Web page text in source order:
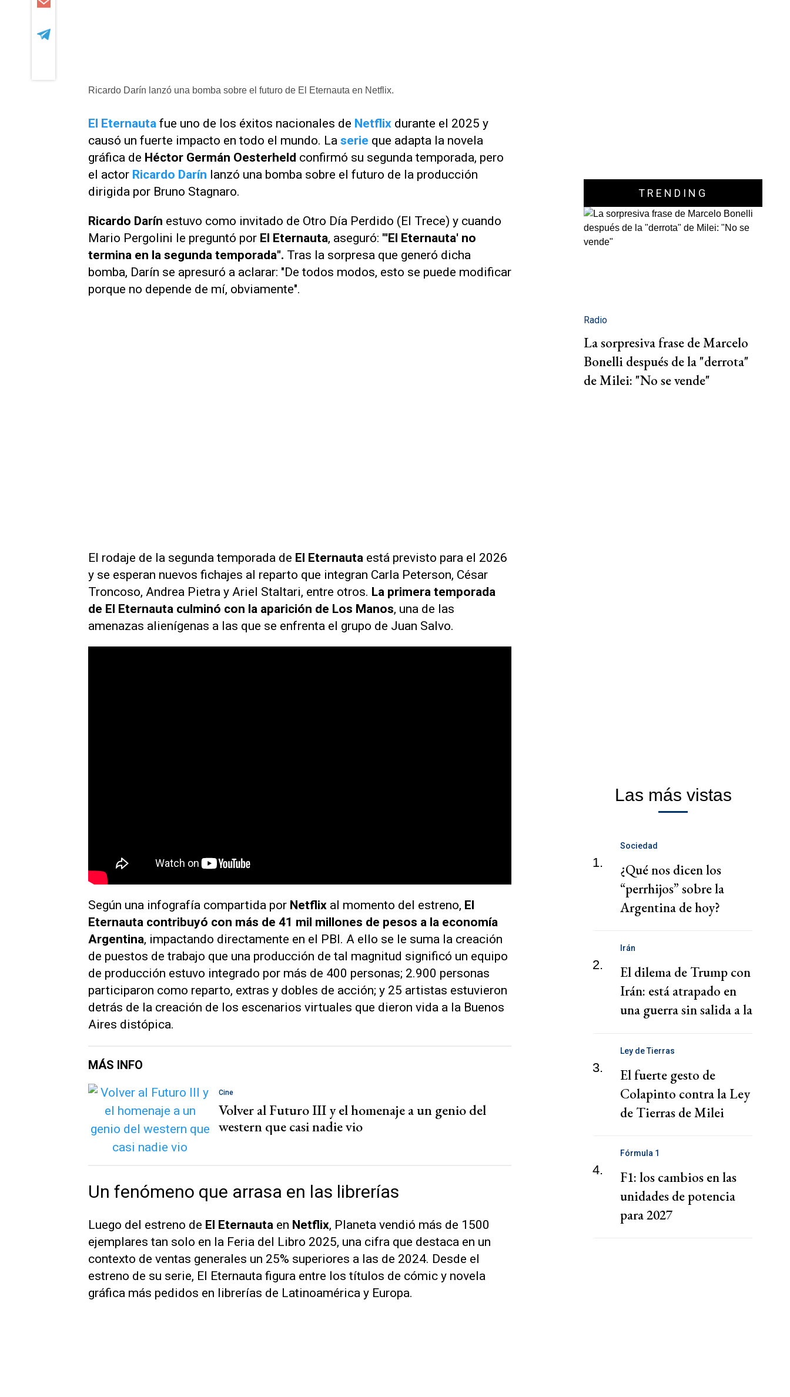
Ricardo Darín lanzó una bomba sobre el futuro de El Eternauta en Netflix.
El Eternauta fue uno de los éxitos nacionales de Netflix durante el 2025 y
causó un fuerte impacto en todo el mundo. La serie que adapta la novela
gráfica de Héctor Germán Oesterheld confirmó su segunda temporada, pero
el actor Ricardo Darín lanzó una bomba sobre el futuro de la producción
dirigida por Bruno Stagnaro.
Ricardo Darín estuvo como invitado de Otro Día Perdido (El Trece) y cuando
Mario Pergolini le preguntó por El Eternauta, aseguró: "'El Eternauta' no
termina en la segunda temporada". Tras la sorpresa que generó dicha
bomba, Darín se apresuró a aclarar: "De todos modos, esto se puede modificar
porque no depende de mí, obviamente".
El rodaje de la segunda temporada de El Eternauta está previsto para el 2026
y se esperan nuevos fichajes al reparto que integran Carla Peterson, César
Troncoso, Andrea Pietra y Ariel Staltari, entre otros. La primera temporada
de El Eternauta culminó con la aparición de Los Manos, una de las
amenazas alienígenas a las que se enfrenta el grupo de Juan Salvo.
Según una infografía compartida por Netflix al momento del estreno, El
Eternauta contribuyó con más de 41 mil millones de pesos a la economía
Argentina, impactando directamente en el PBI. A ello se le suma la creación
de puestos de trabajo que una producción de tal magnitud significó un equipo
de producción estuvo integrado por más de 400 personas; 2.900 personas
participaron como reparto, extras y dobles de acción; y 25 artistas estuvieron
detrás de la creación de los escenarios virtuales que dieron vida a la Buenos
Aires distópica.
MÁS INFO
Cine
Volver al Futuro III y el homenaje a un genio del
western que casi nadie vio
Un fenómeno que arrasa en las librerías
Luego del estreno de El Eternauta en Netflix, Planeta vendió más de 1500
ejemplares tan solo en la Feria del Libro 2025, una cifra que destaca en un
contexto de ventas generales un 25% superiores a las de 2024. Desde el
estreno de su serie, El Eternauta figura entre los títulos de cómic y novela
gráfica más pedidos en librerías de Latinoamérica y Europa.
TRENDING
Radio
La sorpresiva frase de Marcelo
Bonelli después de la "derrota"
de Milei: "No se vende"
Las más vistas
1.
Sociedad
¿Qué nos dicen los
“perrhijos” sobre la
Argentina de hoy?
2.
Irán
El dilema de Trump con
Irán: está atrapado en
una guerra sin salida a la
3.
Ley de Tierras
El fuerte gesto de
Colapinto contra la Ley
de Tierras de Milei
4.
Fórmula 1
F1: los cambios en las
unidades de potencia
para 2027